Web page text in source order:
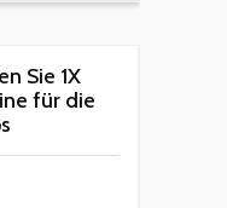
Sie 1X
für die